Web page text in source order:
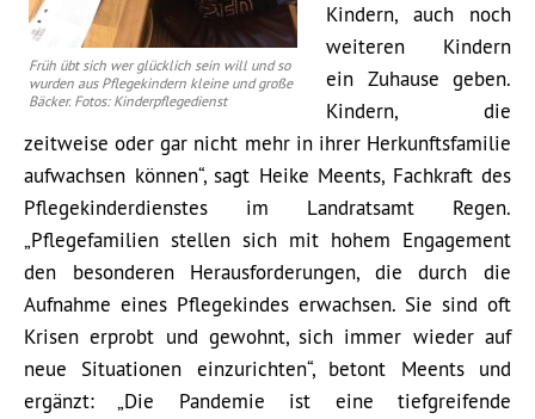
Früh übt sich wer glücklich sein will und so
wurden aus Pflegekindern kleine und große
Bäcker. Fotos: Kinderpflegedienst
Kindern, auch noch
weiteren Kindern
ein Zuhause geben.
Kindern, die
zeitweise oder gar nicht mehr in ihrer Herkunftsfamilie
aufwachsen können“, sagt Heike Meents, Fachkraft des
Pflegekinderdienstes im Landratsamt Regen.
„Pflegefamilien stellen sich mit hohem Engagement
den besonderen Herausforderungen, die durch die
Aufnahme eines Pflegekindes erwachsen. Sie sind oft
Krisen erprobt und gewohnt, sich immer wieder auf
neue Situationen einzurichten“, betont Meents und
ergänzt: „Die Pandemie ist eine tiefgreifende